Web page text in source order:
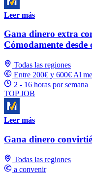
Leer más
Gana dinero extra
Cómodamente desde
Todas las regiones
Entre 200€ y 600€ Al
2 - 16 horas por semana
TOP JOB
Leer más
Gana dinero
Todas las regiones
a convenir